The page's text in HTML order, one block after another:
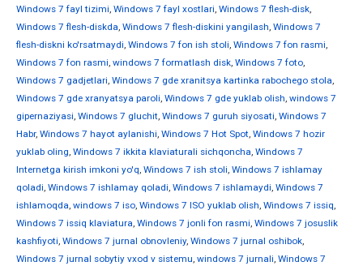
Windows 7 fayl tizimi, Windows 7 fayl xostlari, Windows 7 flesh-disk,
Windows 7 flesh-diskda, Windows 7 flesh-diskini yangilash, Windows 7
flesh-diskni ko'rsatmaydi, Windows 7 fon ish stoli, Windows 7 fon rasmi,
Windows 7 fon rasmi, windows 7 formatlash disk, Windows 7 foto,
Windows 7 gadjetlari, Windows 7 gde xranitsya kartinka rabochego stola,
Windows 7 gde xranyatsya paroli, Windows 7 gde yuklab olish, windows 7
gipernaziyasi, Windows 7 gluchit, Windows 7 guruh siyosati, Windows 7
Habr, Windows 7 hayot aylanishi, Windows 7 Hot Spot, Windows 7 hozir
yuklab oling, Windows 7 ikkita klaviaturali sichqoncha, Windows 7
Internetga kirish imkoni yo'q, Windows 7 ish stoli, Windows 7 ishlamay
qoladi, Windows 7 ishlamay qoladi, Windows 7 ishlamaydi, Windows 7
ishlamoqda, windows 7 iso, Windows 7 ISO yuklab olish, Windows 7 issiq,
Windows 7 issiq klaviatura, Windows 7 jonli fon rasmi, Windows 7 josuslik
kashfiyoti, Windows 7 jurnal obnovleniy, Windows 7 jurnal oshibok,
Windows 7 jurnal sobytiy vxod v sistemu, windows 7 jurnali, Windows 7